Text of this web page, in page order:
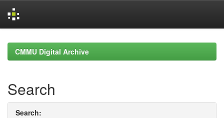
navigationCMMU Digital Archive
Search
Search: